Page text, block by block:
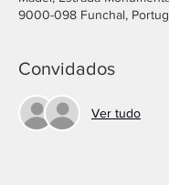
9000-098 Funchal,
Convidados
Ver tudo